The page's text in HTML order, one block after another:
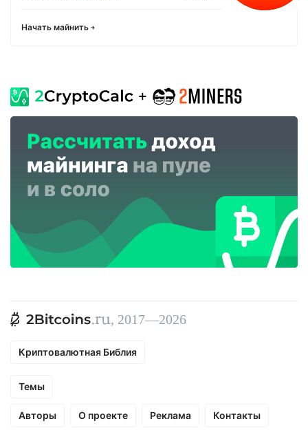
Начать майнить
, 2017—2026
Криптовалютная Библия
Темы
Авторы О проекте Реклама Контакты